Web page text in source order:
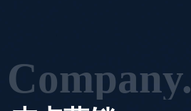
Company.